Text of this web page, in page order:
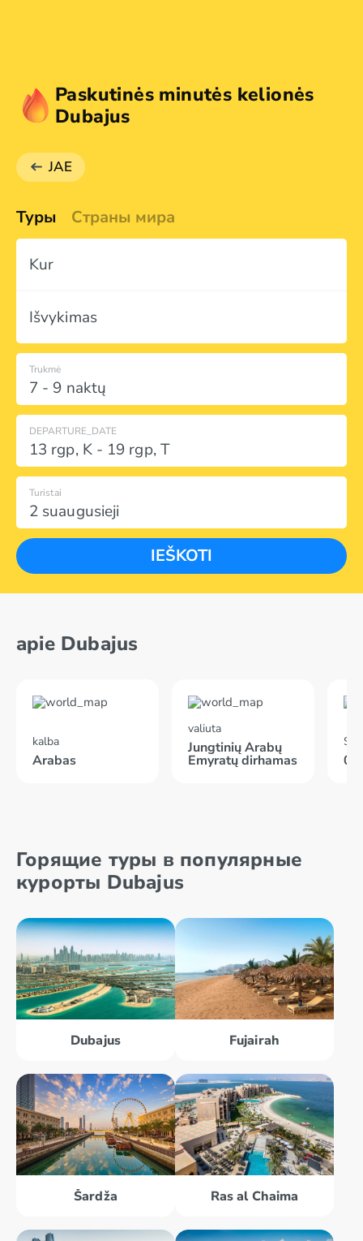
Paskutinės minutės kelionės
Dubajus
JAE
Туры Страны мира
Kur
Išvykimas
7 - 9 naktų
Trukmė
DEPARTURE_DATE
13 rgp, K- 19 rgp, T
2 suaugusieji
Turistai
IEŠKOTI
apie Dubajus
kalba
Arabas
valiuta
Jungtinių Arabų
Emyratų dirhamas
Горящие туры в популярные
курорты Dubajus
Dubajus Fujairah
Šardža Ras al Chaima